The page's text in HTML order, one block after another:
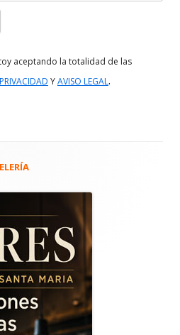
aceptando la totalidad de las
YAVISO LEGAL.